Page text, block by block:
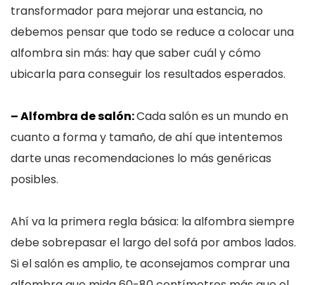
transformador para mejorar una estancia, no
debemos pensar que todo se reduce a colocar una
alfombra sin más: hay que saber cuál y cómo
ubicarla para conseguir los resultados esperados.
– Alfombra de salón:Cada salón es un mundo en
cuanto a forma y tamaño, de ahí que intentemos
darte unas recomendaciones lo más genéricas
posibles.
Ahí va la primera regla básica: la alfombra siempre
debe sobrepasar el largo del sofá por ambos lados.
Si el salón es amplio, te aconsejamos comprar una